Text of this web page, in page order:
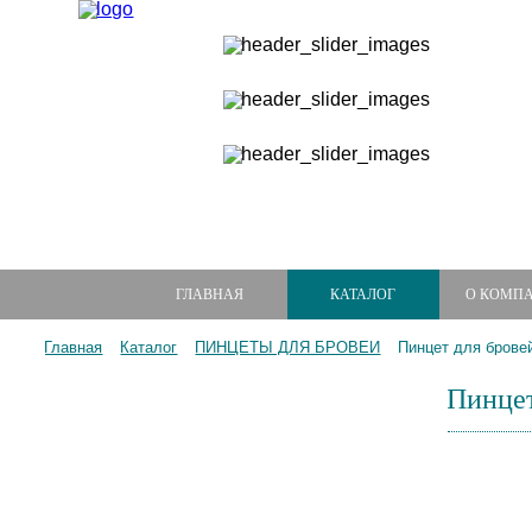
ГЛАВНАЯ КАТАЛОГ О
Главная Каталог ПИНЦЕТЫ ДЛЯ БРОВЕЙ Пинцет для